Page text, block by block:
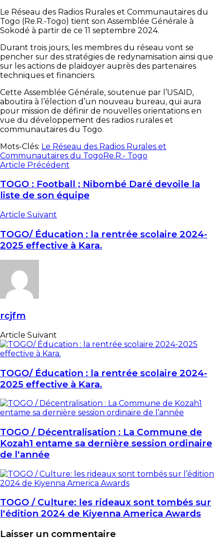
Le Réseau des Radios Rurales et Communautaires du
Togo (Re.R.-Togo) tient son Assemblée Générale à
Sokodé à partir de ce 11 septembre 2024.
Durant trois jours, les membres du réseau vont se
pencher sur des stratégies de redynamisation ainsi que
sur les actions de plaidoyer auprès des partenaires
techniques et financiers.
Cette Assemblée Générale, soutenue par l’USAID,
aboutira à l’élection d’un nouveau bureau, qui aura
pour mission de définir de nouvelles orientations en
vue du développement des radios rurales et
communautaires du Togo.
Mots-Clés: Le Réseau des Radios Rurales et
Communautaires du TogoRe.R.- Togo
Article Précédent
TOGO : Football ; Nibombé Daré devoile la
liste de son équipe
Article Suivant
TOGO/ Éducation : la rentrée scolaire 2024-
2025 effective à Kara.
rcjfm
Article Suivant
TOGO/ Éducation : la rentrée scolaire 2024-
2025 effective à Kara.
TOGO / Décentralisation : La Commune de
Kozah1 entame sa dernière session ordinaire
de l'année
TOGO / Culture: les rideaux sont tombés sur
l'édition 2024 de Kiyenna America Awards
Laisser un commentaire